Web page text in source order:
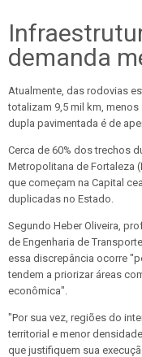
demanda
Atualmente, das rodovias
totalizam 9,5 mil km,
dupla pavimentada é de
Cerca de 60% dos trechos
Metropolitana de Fortaleza
que começam na Capital
duplicadas no Estado.
Segundo Heber Oliveira,
de Engenharia de
essa discrepância ocorre
tendem a priorizar áreas
econômica".
"Por sua vez, regiões do
territorial e menor
que justifiquem sua